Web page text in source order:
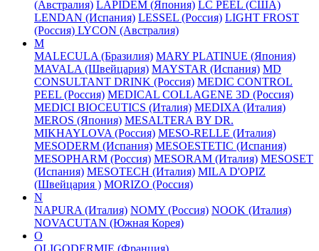
(Австралия) LAPIDEM (Япония) LC PEEL (США)
LENDAN (Испания) LESSEL (Россия) LIGHT FROST
(Россия) LYCON (Австралия)
M
MALECULA (Бразилия) MARY PLATINUE (Япония)
MAVALA (Швейцария) MAYSTAR (Испания) MD
CONSULTANT DRINK (Россия) MEDIC CONTROL
PEEL (Россия) MEDICAL COLLAGENE 3D (Россия)
MEDICI BIOCEUTICS (Италия) MEDIXA (Италия)
MEROS (Япония) MESALTERA BY DR.
MIKHAYLOVA (Россия) MESO-RELLE (Италия)
MESODERM (Испания) MESOESTETIC (Испания)
MESOPHARM (Россия) MESORAM (Италия) MESOSET
(Испания) MESOTECH (Италия) MILA D'OPIZ
(Швейцария ) MORIZO (Россия)
N
NAPURA (Италия) NOMY (Россия) NOOK (Италия)
NOVACUTAN (Южная Корея)
O
OLIGODERMIE (Франция)